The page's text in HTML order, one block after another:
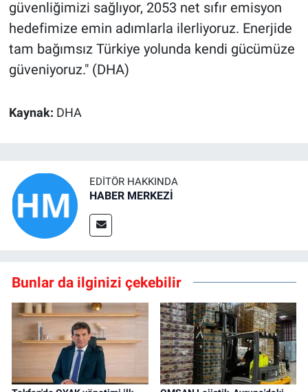
güvenliğimizi sağlıyor, 2053 net sıfır emisyon
hedefimize emin adımlarla ilerliyoruz. Enerjide
tam bağımsız Türkiye yolunda kendi gücümüze
güveniyoruz." (DHA)
Kaynak: DHA
EDITÖR HAKKINDA
HABER MERKEZİ
Bunlar da ilginizi çekebilir